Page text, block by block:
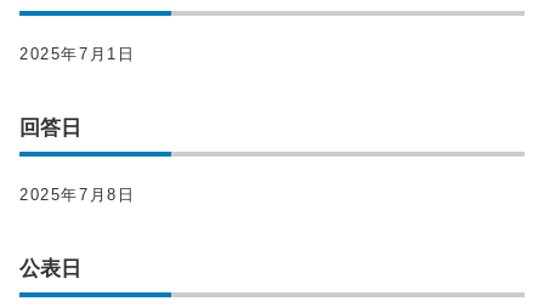
2025年7月1日
回答日
2025年7月8日
公表日